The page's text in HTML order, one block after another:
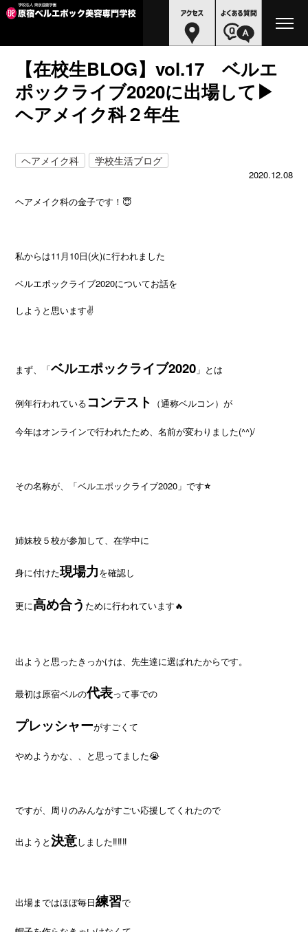
【在校生BLOG】vol.17 ベルエ
ポックライブ2020に出場して▶
ヘアメイク科２年生
ヘアメイク科 学校生活ブログ
2020.12.08
ヘアメイク科の金子です！😇
私からは11月10日(火)に行われました
ベルエポックライブ2020についてお話を
しようと思います✌️
まず、「ベルエポックライブ2020 」とは
例年行われているコンテスト （通称ベルコン）が
今年はオンラインで行われたため、名前が変わりました(^^)/
その名称が、「ベルエポックライブ2020」です⭐️
姉妹校５校が参加して、在学中に
身に付けた現場力を確認し
更に高め合う ために行われています🔥
出ようと思ったきっかけは、先生達に選ばれたからです。
最初は原宿ベルの代表って事での
プレッシャーがすごくて
やめようかな、、と思ってました😭
ですが、周りのみんながすごい応援してくれたので
出ようと決意しました‼‼‼
出場まではほぼ毎日練習で